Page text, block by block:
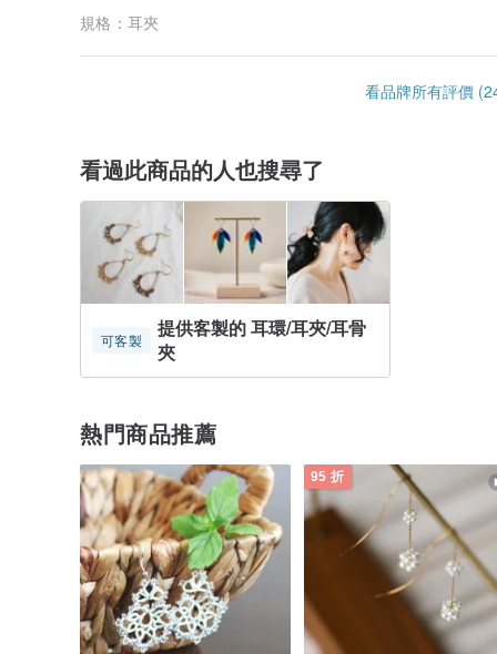
規格：耳夾
看品牌所有評價
看過此商品的人也搜尋了
可客製
提供客製的 耳環/耳夾/耳骨
夾
熱門商品推薦
95 折